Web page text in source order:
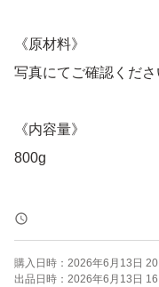
《原材料》
写真にてご確認くださ
《内容量》
800g
《賞味期限》
ご注文より約150日
(画像の賞味期限はサ
購入日時： 2026年6月13日
出品日時： 2026年6月13日